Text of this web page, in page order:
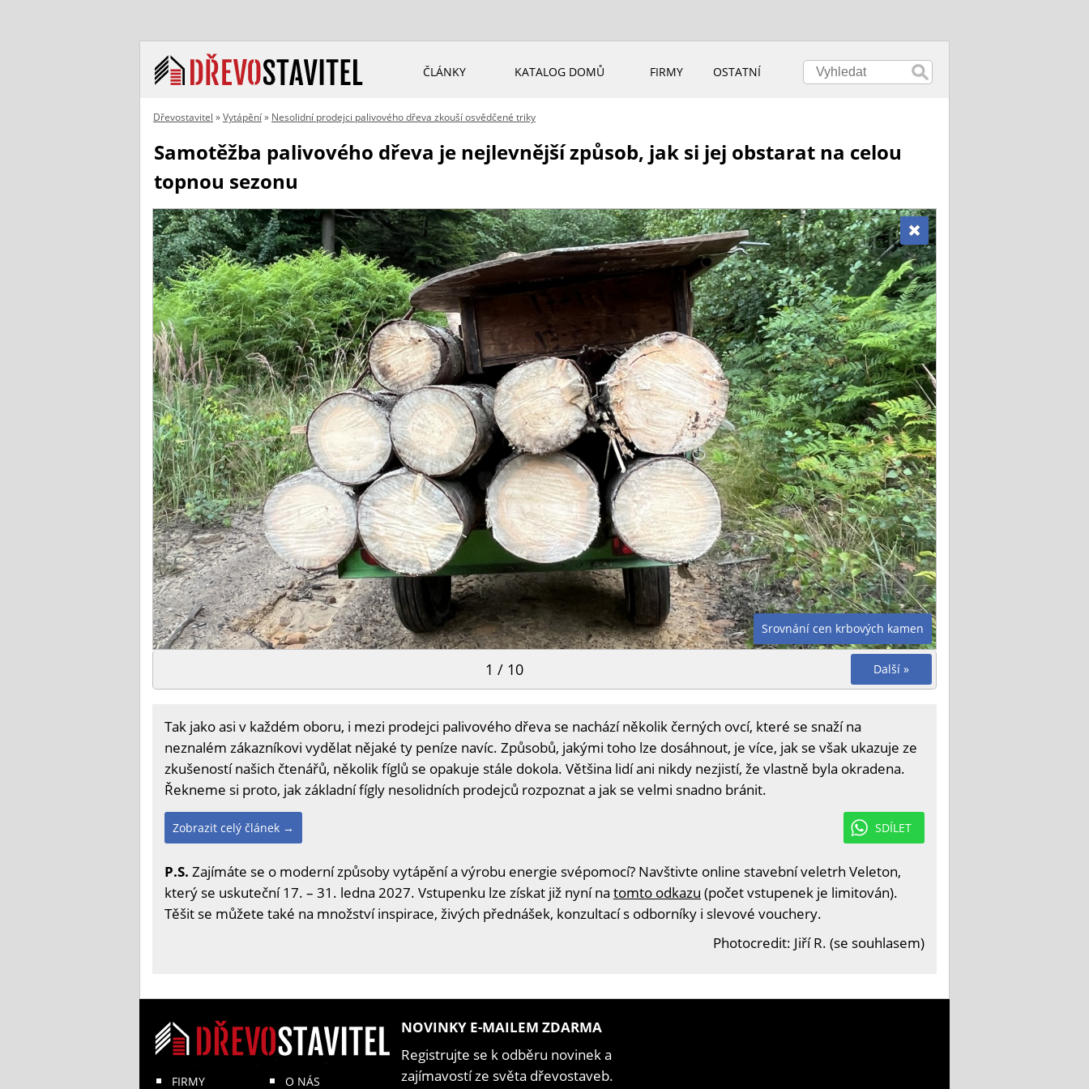
ČLÁNKY KATALOG DOMŮ FIRMY OSTATNÍ
Dřevostavitel »Vytápění» Nesolidní prodejci palivového dřeva zkouší osvědčené triky
Samotěžba palivového dřeva je nejlevnější způsob, jak si jej obstarat na celou
topnou sezonu
Srovnání cen krbových kamen
Další »
1 / 10
Tak jako asi v každém oboru, i mezi prodejci palivového dřeva se nachází několik černých ovcí, které se snaží na
neznalém zákazníkovi vydělat nějaké ty peníze navíc. Způsobů, jakými toho lze dosáhnout, je více, jak se však ukazuje ze
zkušeností našich čtenářů, několik fíglů se opakuje stále dokola. Většina lidí ani nikdy nezjistí, že vlastně byla okradena.
Řekneme si proto, jak základní fígly nesolidních prodejců rozpoznat a jak se velmi snadno bránit.
SDÍLET
Zobrazit celý článek →
P.S. Zajímáte se o moderní způsoby vytápění a výrobu energie svépomocí? Navštivte online stavební veletrh Veleton,
který se uskuteční 17. – 31. ledna 2027. Vstupenku lze získat již nyní na tomto odkazu (počet vstupenek je limitován).
Těšit se můžete také na množství inspirace, živých přednášek, konzultací s odborníky i slevové vouchery.
Photocredit: Jiří R. (se souhlasem)
FIRMY O NÁS
NOVINKY E-MAILEM ZDARMA
Registrujte se k odběru novinek a
zajímavostí ze světa dřevostaveb.